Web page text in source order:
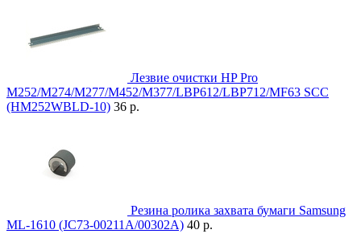
Лезвие очистки HP Pro
M252/M274/M277/M452/M377/LBP612/LBP712/MF63 SCC
(HM252WBLD-10) 36 р.
Резина ролика захвата бумаги Samsung
ML-1610 (JC73-00211A/00302A) 40 р.